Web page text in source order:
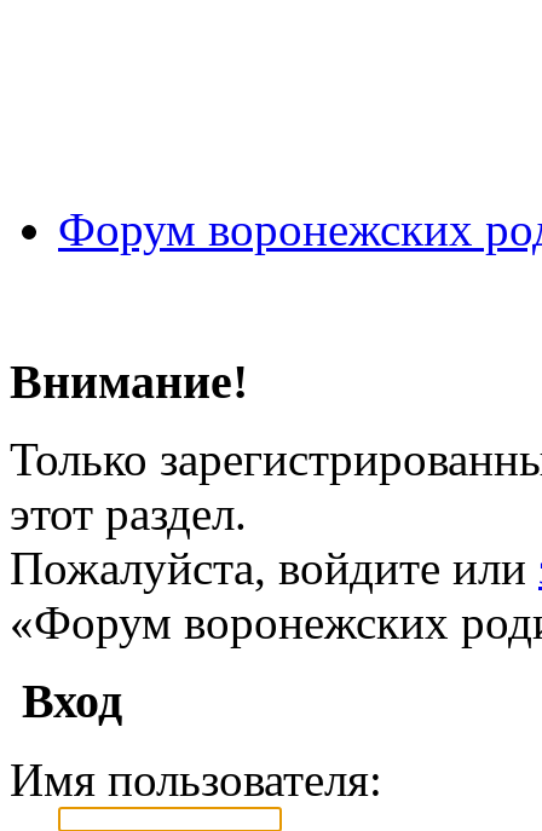
Форум воронежских
Внимание!
Только
этот раздел.
Пожалуйста, войдите или
«Форум воронежских
Вход
Имя пользователя: